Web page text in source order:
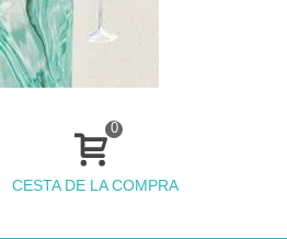
0
CESTA DE LA COMPRA